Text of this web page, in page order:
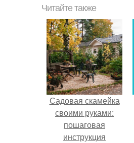
Читайте также
Садовая скамейка
своими руками:
пошаговая
инструкция